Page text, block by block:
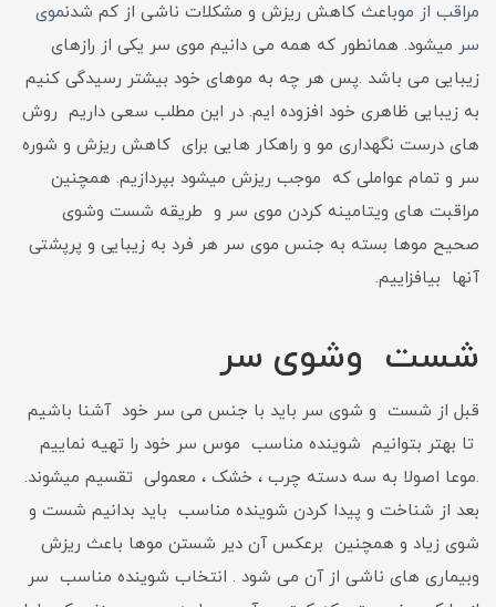
مراقب از موباعث کاهش ریزش و مشکلات ناشی از کم شدنموی
سر میشود. همانطور که همه می دانیم موی سر یکی از رازهای
زیبایی می باشد .پس هر چه به موهای خود بیشتر رسیدگی کنیم
به زیبایی ظاهری خود افزوده ایم. در این مطلب سعی داریم روش
های درست نگهداری مو و راهکار هایی برای کاهش ریزش و شوره
سر و تمام عواملی که موجب ریزش میشود بپردازیم. همچنین
مراقبت های ویتامینه کردن موی سر و طریقه شست وشوی
صحیح موها بسته به جنس موی سر هر فرد به زیبایی و پرپشتی
آنها بیافزاییم.
شست وشوی سر
قبل از شست و شوی سر باید با جنس می سر خود آشنا باشیم
تا بهتر بتوانیم شوینده مناسب موس سر خود را تهیه نماییم
.موعا اصولا به سه دسته چرب ، خشک ، معمولی تقسیم میشوند.
بعد از شناخت و پیدا کردن شوینده مناسب باید بدانیم شست و
شوی زیاد و همچنین برعکس آن دیر شستن موها باعث ریزش
وبیماری های ناشی از آن می شود . انتخاب شوینده مناسب سر